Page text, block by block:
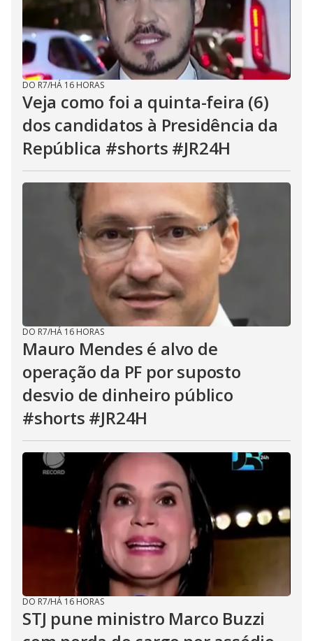
DO R7/HÁ 16 HORAS
Veja como foi a quinta-feira (6)
dos candidatos à Presidência da
República #shorts #JR24H
DO R7/HÁ 16 HORAS
Mauro Mendes é alvo de
operação da PF por suposto
desvio de dinheiro público
#shorts #JR24H
DO R7/HÁ 16 HORAS
STJ pune ministro Marco Buzzi